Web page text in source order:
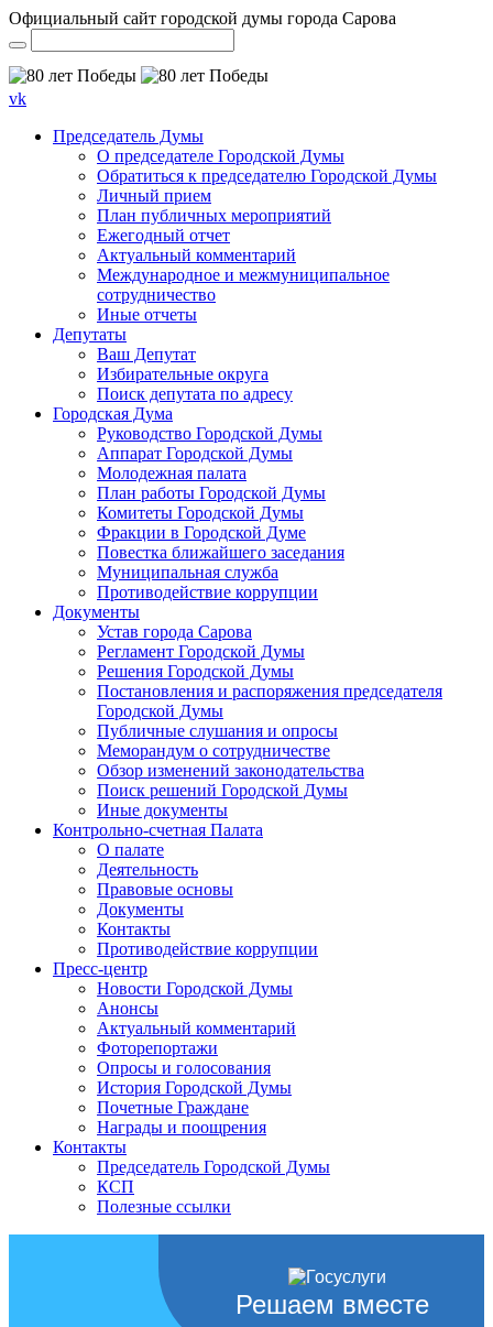
Официальный сайт городской думы города Сарова
vk
Председатель Думы
О председателе Городской Думы
Обратиться к председателю Городской Думы
Личный прием
План публичных мероприятий
Ежегодный отчет
Актуальный комментарий
Международное и межмуниципальное
сотрудничество
Иные отчеты
Депутаты
Ваш Депутат
Избирательные округа
Поиск депутата по адресу
Городская Дума
Руководство Городской Думы
Аппарат Городской Думы
Молодежная палата
План работы Городской Думы
Комитеты Городской Думы
Фракции в Городской Думе
Повестка ближайшего заседания
Муниципальная служба
Противодействие коррупции
Документы
Устав города Сарова
Регламент Городской Думы
Решения Городской Думы
Постановления и распоряжения председателя
Городской Думы
Публичные слушания и опросы
Меморандум о сотрудничестве
Обзор изменений законодательства
Поиск решений Городской Думы
Иные документы
Контрольно-счетная Палата
О палате
Деятельность
Правовые основы
Документы
Контакты
Противодействие коррупции
Пресс-центр
Новости Городской Думы
Анонсы
Актуальный комментарий
Фоторепортажи
Опросы и голосования
История Городской Думы
Почетные Граждане
Награды и поощрения
Контакты
Председатель Городской Думы
КСП
Полезные ссылки
Решаем вместе